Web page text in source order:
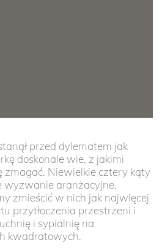
przed dylematem jak
doskonale wie, z jakimi
zmagać. Niewielkie cztery kąty
wyzwanie aranżacyjne,
zmieścić w nich jak najwięcej
przytłoczenia przestrzeni i
i sypialnię na
kwadratowych.